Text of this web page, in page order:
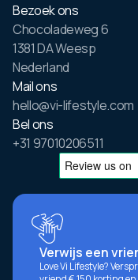
Bezoek ons
Chocoladeweg 6
1381 DA Weesp
Nederland
Mail ons
hello@vi-lifestyle.com
Bel ons
+31 97010206511
Verwijs een
Love Vi Lifestyle?